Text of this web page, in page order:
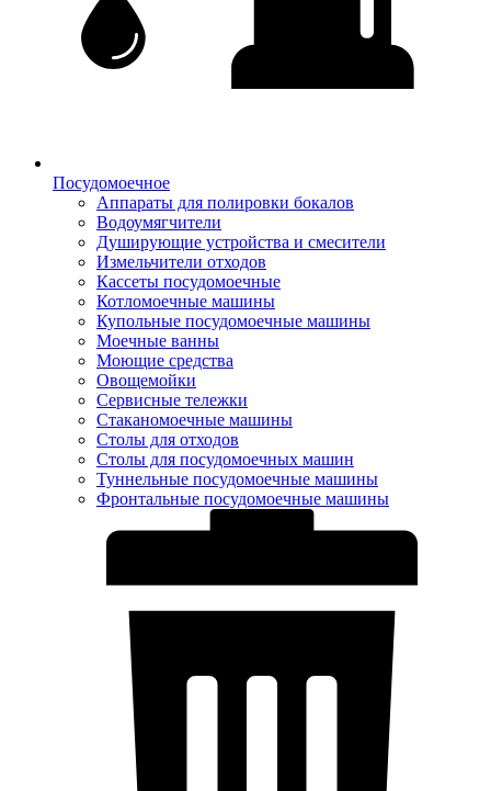
Посудомоечное
Аппараты для полировки бокалов
Водоумягчители
Душирующие устройства и смесители
Измельчители отходов
Кассеты посудомоечные
Котломоечные машины
Купольные посудомоечные машины
Моечные ванны
Моющие средства
Овощемойки
Сервисные тележки
Стаканомоечные машины
Столы для отходов
Столы для посудомоечных машин
Туннельные посудомоечные машины
Фронтальные посудомоечные машины